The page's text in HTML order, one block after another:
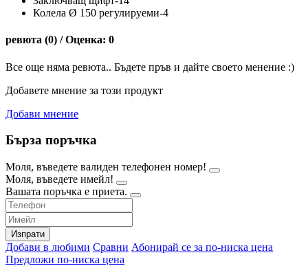
Колела Ø 150 регулируеми-4
ревюта (0) / Оценка: 0
Все още няма ревюта.. Бъдете пръв и дайте своето менение :)
Добавете мнение за този продукт
Добави мнение
Бърза поръчка
Моля, въведете валиден телефонен номер!
Моля, въведете имейл!
Вашата поръчка е приета.
Изпрати
Добави в любими Сравни Абонирай се за по-ниска цена
Предложи по-ниска цена